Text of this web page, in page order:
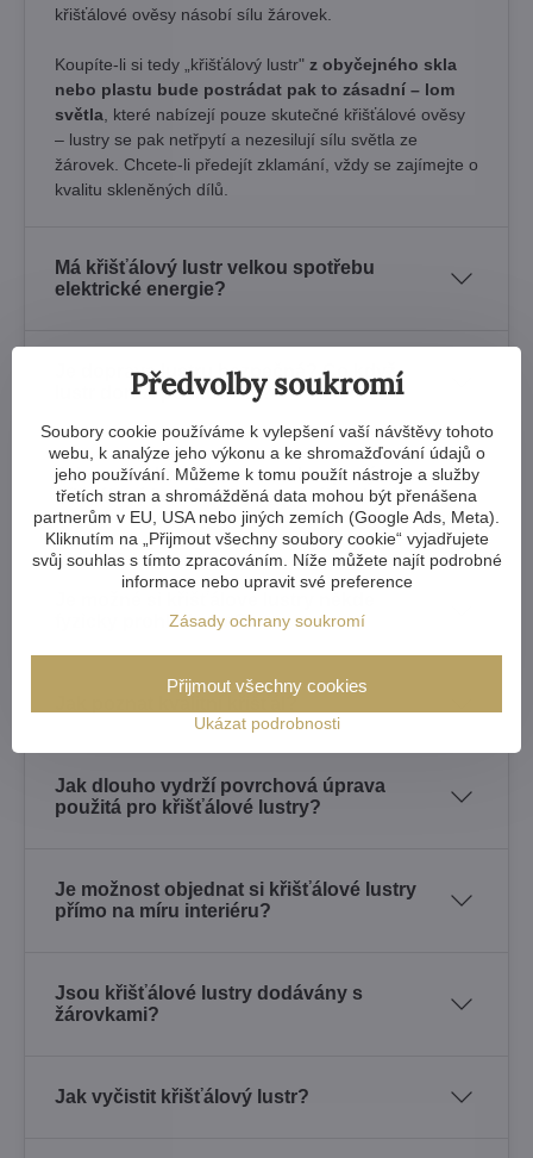
křišťálové ověsy násobí sílu žárovek. ​
Koupíte-li si tedy „křišťálový lustr" z obyčejného skla
nebo plastu bude postrádat pak to zásadní – lom
světla , které nabízejí pouze skutečné křišťálové ověsy
– lustry se pak netřpytí a nezesilují sílu světla ze
žárovek. Chcete-li předejít zklamání, vždy se zajímejte o
kvalitu skleněných dílů.
Má křišťálový lustr velkou spotřebu
elektrické energie?
Je doprava lustru bezpečná? Co když
lustr dorazí poškozený?
Jakou záruku získám na zakoupený
křišťálový lustr? Jak je to s náhradními
díly?
fyzicky prohlédnout?
Jak dlouho vydrží povrchová úprava
použitá pro křišťálové lustry?
Je možnost objednat si křišťálové lustry
přímo na míru interiéru?
Jsou křišťálové lustry dodávány s
žárovkami?
Jak vyčistit křišťálový lustr?
Předvolby soukromí
Soubory cookie používáme k vylepšení vaší návštěvy tohoto
webu, k analýze jeho výkonu a ke shromažďování údajů o
jeho používání. Můžeme k tomu použít nástroje a služby
třetích stran a shromážděná data mohou být přenášena
partnerům v EU, USA nebo jiných zemích (Google Ads, Meta).
Kliknutím na „Přijmout všechny soubory cookie“ vyjadřujete
svůj souhlas s tímto zpracováním. Níže můžete najít podrobné
informace nebo upravit své preference
Zásady ochrany soukromí
Ukázat podrobnosti
Přijmout všechny cookies